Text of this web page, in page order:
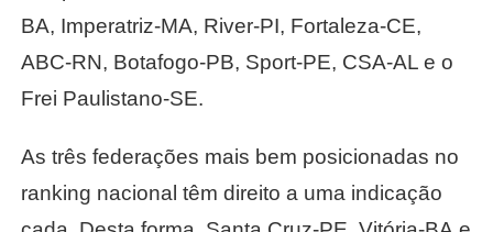
BA, Imperatriz-MA, River-PI, Fortaleza-CE,
ABC-RN, Botafogo-PB, Sport-PE, CSA-AL e o
Frei Paulistano-SE.
As três federações mais bem posicionadas no
ranking nacional têm direito a uma indicação